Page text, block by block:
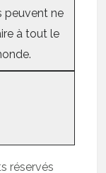
peuvent ne
à tout le
réservés